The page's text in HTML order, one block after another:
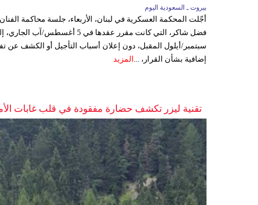
بيروت ـ السعودية اليوم
أجّلت المحكمة العسكرية في لبنان، الأربعاء، جلسة محاكمة الفنان
سبتمبر/أيلول المقبل، دون إعلان أسباب التأجيل أو الكشف عن
إضافية بشأن القرار، ... المزيد
تقنية ليزر تكشف حضارة مفقودة في قلب غابات